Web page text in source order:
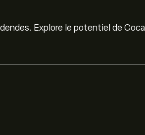
Explore le potentiel de Coca